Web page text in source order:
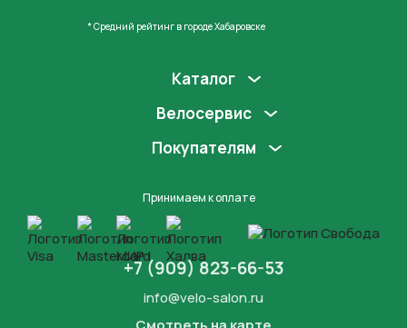
* Средний рейтинг в городе Хабаровске
Каталог
Велосервис
Покупателям
Принимаем к оплате
+7 (909) 823-66-53
info@velo-salon.ru